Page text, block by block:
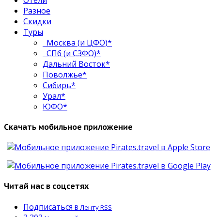
Разное
Скидки
Туры
Москва (и ЦФО)*
СПб (и СЗФО)*
Дальний Восток*
Поволжье*
Сибирь*
Урал*
ЮФО*
Скачать мобильное приложение
Читай нас в соцсетях
Подписаться В Ленту RSS